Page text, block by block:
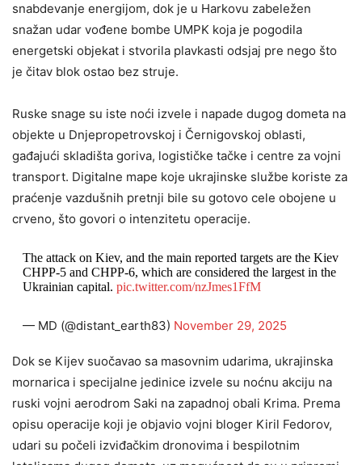
snabdevanje energijom, dok je u Harkovu zabeležen
snažan udar vođene bombe UMPK koja je pogodila
energetski objekat i stvorila plavkasti odsjaj pre nego što
je čitav blok ostao bez struje.
Ruske snage su iste noći izvele i napade dugog dometa na
objekte u Dnjepropetrovskoj i Černigovskoj oblasti,
gađajući skladišta goriva, logističke tačke i centre za vojni
transport. Digitalne mape koje ukrajinske službe koriste za
praćenje vazdušnih pretnji bile su gotovo cele obojene u
crveno, što govori o intenzitetu operacije.
The attack on Kiev, and the main reported targets are the Kiev
CHPP-5 and CHPP-6, which are considered the largest in the
Ukrainian capital. pic.twitter.com/nzJmes1FfM
— MD (@distant_earth83) November 29, 2025
Dok se Kijev suočavao sa masovnim udarima, ukrajinska
mornarica i specijalne jedinice izvele su noćnu akciju na
ruski vojni aerodrom Saki na zapadnoj obali Krima. Prema
opisu operacije koji je objavio vojni bloger Kiril Fedorov,
udari su počeli izviđačkim dronovima i bespilotnim